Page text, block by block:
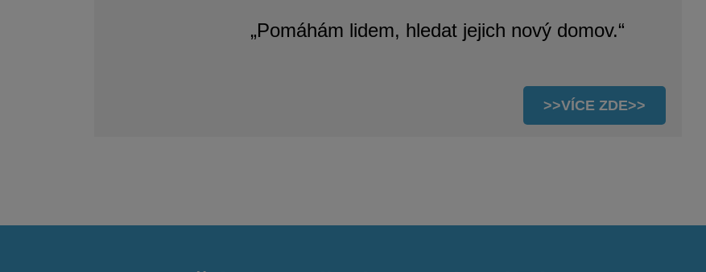
„Pomáhám lidem, hledat jejich nový domov.“
>>VÍCE ZDE>>